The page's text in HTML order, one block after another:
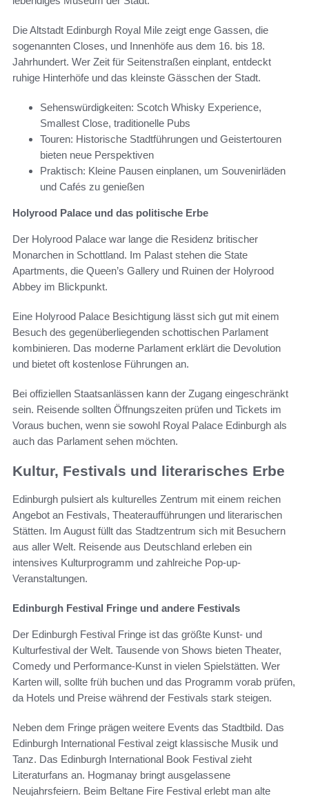
Die Altstadt Edinburgh Royal Mile zeigt enge Gassen, die
sogenannten Closes, und Innenhöfe aus dem 16. bis 18.
Jahrhundert. Wer Zeit für Seitenstraßen einplant, entdeckt
ruhige Hinterhöfe und das kleinste Gässchen der Stadt.
Sehenswürdigkeiten: Scotch Whisky Experience,
Smallest Close, traditionelle Pubs
Touren: Historische Stadtführungen und Geistertouren
bieten neue Perspektiven
Praktisch: Kleine Pausen einplanen, um Souvenirläden
und Cafés zu genießen
Holyrood Palace und das politische Erbe
Der Holyrood Palace war lange die Residenz britischer
Monarchen in Schottland. Im Palast stehen die State
Apartments, die Queen’s Gallery und Ruinen der Holyrood
Abbey im Blickpunkt.
Eine Holyrood Palace Besichtigung lässt sich gut mit einem
Besuch des gegenüberliegenden schottischen Parlament
kombinieren. Das moderne Parlament erklärt die Devolution
und bietet oft kostenlose Führungen an.
Bei offiziellen Staatsanlässen kann der Zugang eingeschränkt
sein. Reisende sollten Öffnungszeiten prüfen und Tickets im
Voraus buchen, wenn sie sowohl Royal Palace Edinburgh als
auch das Parlament sehen möchten.
Kultur, Festivals und literarisches Erbe
Edinburgh pulsiert als kulturelles Zentrum mit einem reichen
Angebot an Festivals, Theateraufführungen und literarischen
Stätten. Im August füllt das Stadtzentrum sich mit Besuchern
aus aller Welt. Reisende aus Deutschland erleben ein
intensives Kulturprogramm und zahlreiche Pop-up-
Veranstaltungen.
Edinburgh Festival Fringe und andere Festivals
Der Edinburgh Festival Fringe ist das größte Kunst- und
Kulturfestival der Welt. Tausende von Shows bieten Theater,
Comedy und Performance-Kunst in vielen Spielstätten. Wer
Karten will, sollte früh buchen und das Programm vorab prüfen,
da Hotels und Preise während der Festivals stark steigen.
Neben dem Fringe prägen weitere Events das Stadtbild. Das
Edinburgh International Festival zeigt klassische Musik und
Tanz. Das Edinburgh International Book Festival zieht
Literaturfans an. Hogmanay bringt ausgelassene
Neujahrsfeiern. Beim Beltane Fire Festival erlebt man alte